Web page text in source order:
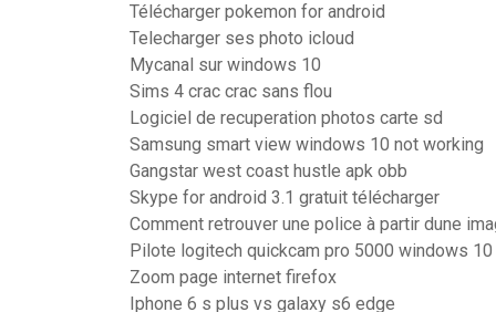
Télécharger pokemon for android
Telecharger ses photo icloud
Mycanal sur windows 10
Sims 4 crac crac sans flou
Logiciel de recuperation photos carte sd
Samsung smart view windows 10 not working
Gangstar west coast hustle apk obb
Skype for android 3.1 gratuit télécharger
Comment retrouver une police à partir dune
Pilote logitech quickcam pro 5000 windows 10
Zoom page internet firefox
Iphone 6 s plus vs galaxy s6 edge